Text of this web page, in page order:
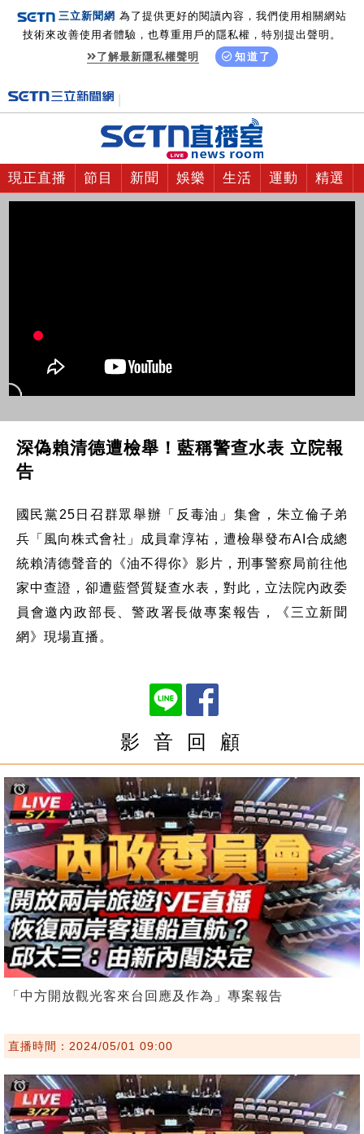
三立新聞網 為了提供更好的閱讀內容，我們使用相關網站
技術來改善使用者體驗，也尊重用戶的隱私權，特別提出聲明。
了解最新隱私權聲明
知道了
現正直播 節目 新聞 娛樂 生活 運動 精選
深偽賴清德遭檢舉！藍稱警查水表 立院報
告
國民黨25日召群眾舉辦「反毒油」集會，朱立倫子弟
兵「風向株式會社」成員韋淳祐，遭檢舉發布AI合成總
統賴清德聲音的《油不得你》影片，刑事警察局前往他
家中查證，卻遭藍營質疑查水表，對此，立法院內政委
員會邀內政部長、警政署長做專案報告，《三立新聞
網》現場直播。
影 音 回 顧
「中方開放觀光客來台回應及作為」專案報告
直播時間：2024/05/01 09:00